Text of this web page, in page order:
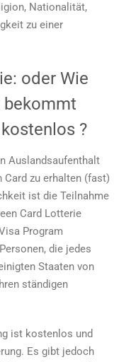
Nationalität,
zu einer
oder Wie
bekommt
kostenlos ?
Auslandsaufenthalt
Card zu erhalten (fast)
ist die Teilnahme
Card Lotterie
Program
die jedes
Staaten von
ständigen
ist kostenlos und
Es gibt jedoch